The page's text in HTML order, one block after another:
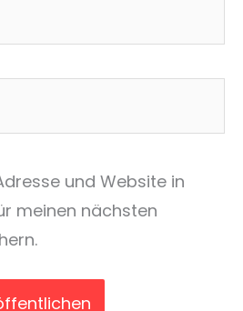
und Website in
meinen nächsten